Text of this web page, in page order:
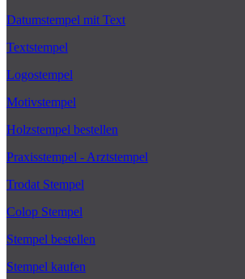
Datumstempel mit Text
Textstempel
Logostempel
Motivstempel
Holzstempel bestellen
Praxisstempel - Arztstempel
Trodat Stempel
Colop Stempel
Stempel bestellen
Stempel kaufen